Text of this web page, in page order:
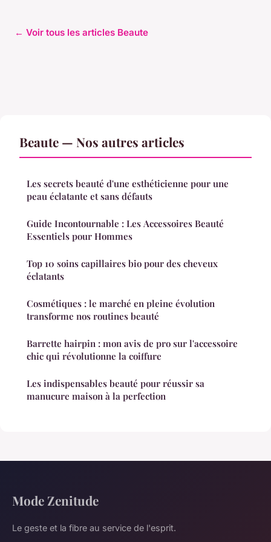
← Voir tous les articles Beaute
Beaute — Nos autres articles
Les secrets beauté d'une esthéticienne pour une
peau éclatante et sans défauts
Guide Incontournable : Les Accessoires Beauté
Essentiels pour Hommes
Top 10 soins capillaires bio pour des cheveux
éclatants
Cosmétiques : le marché en pleine évolution
transforme nos routines beauté
Barrette hairpin : mon avis de pro sur l'accessoire
chic qui révolutionne la coiffure
Les indispensables beauté pour réussir sa
manucure maison à la perfection
Mode Zenitude
Le geste et la fibre au service de l'esprit.